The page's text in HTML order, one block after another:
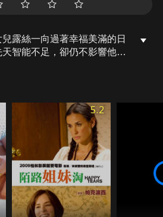
露絲一向過著幸福美滿的日
智能不足，卻仍不影響他們
的情形下，造成他們繼續相
何才能不受世俗侵擾地相守
5.2